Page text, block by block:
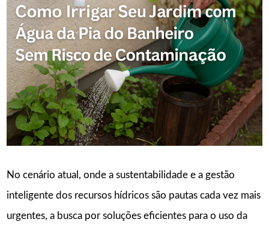
No cenário atual, onde a sustentabilidade e a gestão
inteligente dos recursos hídricos são pautas cada vez mais
urgentes, a busca por soluções eficientes para o uso da